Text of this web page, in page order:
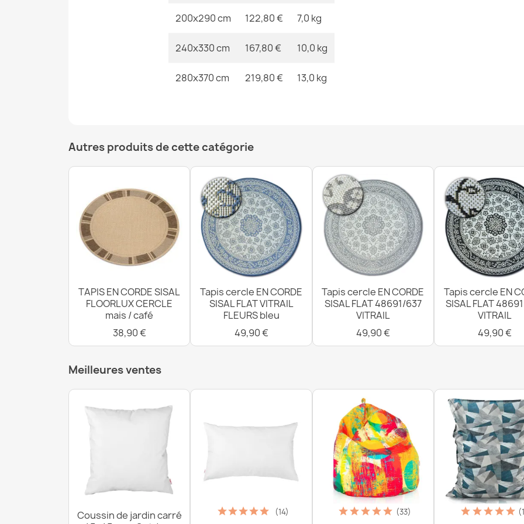
200x290 cm 122,80 € 7,0 kg
240x330 cm 167,80 € 10,0 kg
280x370 cm 219,80 € 13,0 kg
Autres produits de cette catégorie
TAPIS EN CORDE SISAL
FLOORLUX CERCLE
mais / café
38,90 €
Tapis cercle EN CORDE
SISAL FLAT VITRAIL
FLEURS bleu
49,90 €
Tapis cercle EN CORDE
SISAL FLAT 48691/637
VITRAIL
49,90 €
Tapis cercle EN
SISAL FLAT
VITRAIL
49,90 €
Meilleures ventes
Coussin de jardin carré
(14) (33)